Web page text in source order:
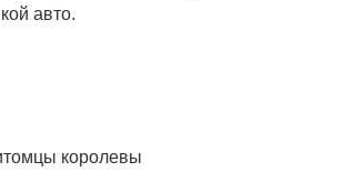
авто.
королевы